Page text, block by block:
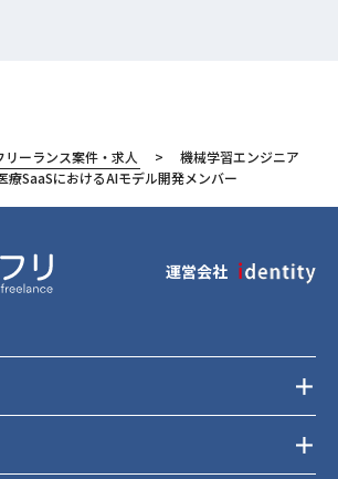
リーランス案件・求人
機械学習エンジニア
療SaaSにおけるAIモデル開発メンバー
運営会社